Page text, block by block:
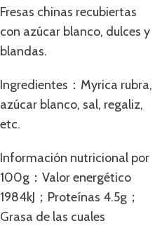
Fresas chinas recubiertas
con azúcar blanco, dulces y
blandas.
Ingredientes：Myrica rubra,
azúcar blanco, sal, regaliz,
etc.
Información nutricional por
100g：Valor energético
1984kJ；Proteínas 4.5g；
Grasa de las cuales